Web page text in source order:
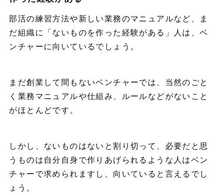
部活の練習方法や新しい業務のマニュアルなど、ま
だ組織に「ないものを作った経験がある」人は、ベ
ンチャーに向いているでしょう。
まだ創業して間もないベンチャーでは、当然のごと
く業務マニュアルや仕組み、ルールなどがないこと
がほとんどです。
しかし、ないものはないと割り切って、必要だと思
うものは自分自身で作りあげられるような人はベン
チャーで求められますし、向いていると言えるでし
ょう。